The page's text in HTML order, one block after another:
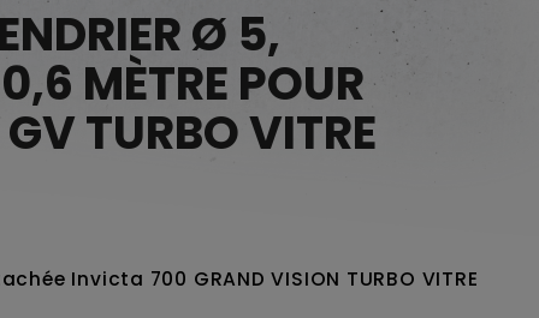
Ø 5,
MÈTRE POUR
TURBO VITRE
Invicta 700 GRAND VISION TURBO VITRE